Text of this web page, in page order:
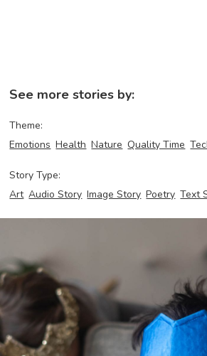
See more stories by:
Theme:
Emotions Health Nature Quality Time
Story Type:
Art Audio Story Image Story Poetry Text